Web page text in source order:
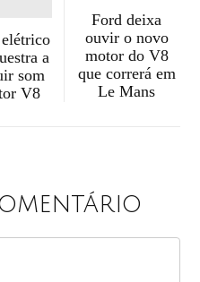
a
som
V8
Ford deixa
ouvir o novo
motor do V8
que correrá em
Le Mans